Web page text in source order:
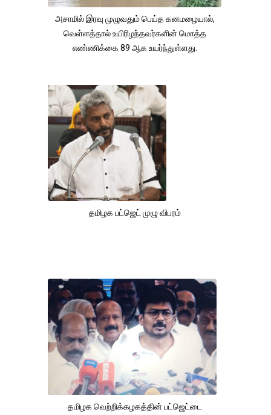
அசாமில் இரவு முழுவதும் பெய்த கனமழையால்,
வெள்ளத்தால் உயிரிழந்தவர்களின் மொத்த
எண்ணிக்கை 89 ஆக உயர்ந்துள்ளது.
தமிழக பட்ஜெட் முழு விபரம்
தமிழக வெற்றிக்கழகத்தின் பட்ஜெட்டை